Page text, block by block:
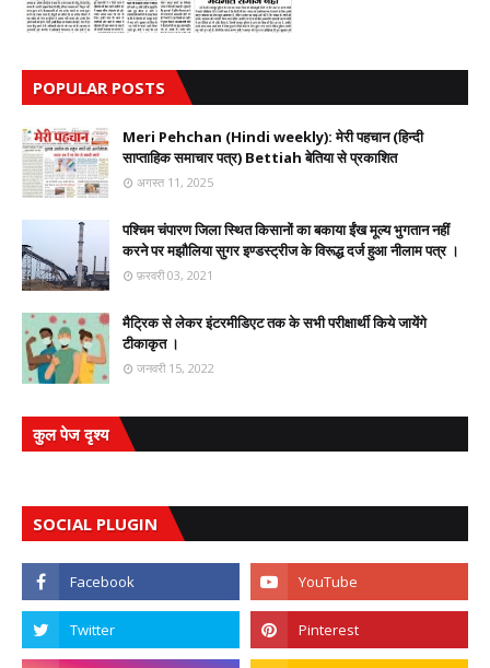
POPULAR POSTS
Meri Pehchan (Hindi weekly): मेरी पहचान (हिन्दी
साप्ताहिक समाचार पत्र) Bettiah बेतिया से प्रकाशित
अगस्त 11, 2025
पश्चिम चंपारण जिला स्थित किसानों का बकाया ईंख मूल्य भुगतान नहीं
करने पर मझौलिया सुगर इण्डस्ट्रीज के विरूद्ध दर्ज हुआ नीलाम पत्र ।
फ़रवरी 03, 2021
मैट्रिक से लेकर इंटरमीडिएट तक के सभी परीक्षार्थी किये जायेंगे
टीकाकृत ।
जनवरी 15, 2022
कुल पेज दृश्य
SOCIAL PLUGIN